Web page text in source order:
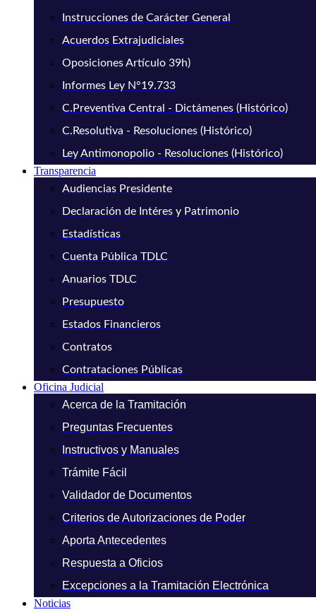
Instrucciones de Carácter General
Acuerdos Extrajudiciales
Oposiciones Artículo 39h)
Informes Ley N°19.733
C.Preventiva Central - Dictámenes (Histórico)
C.Resolutiva - Resoluciones (Histórico)
Ley Antimonopolio - Resoluciones (Histórico)
Transparencia
Audiencias Presidente
Declaración de Intéres y Patrimonio
Estadísticas
Cuenta Pública TDLC
Anuarios TDLC
Presupuesto
Estados Financieros
Contratos
Contrataciones Públicas
Oficina Judicial
Acerca de la Tramitación
Preguntas Frecuentes
Instructivos y Manuales
Trámite Fácil
Validador de Documentos
Criterios de Autorizaciones de Poder
Aporta Antecedentes
Respuesta a Oficios
Excepciones a la Tramitación Electrónica
Noticias